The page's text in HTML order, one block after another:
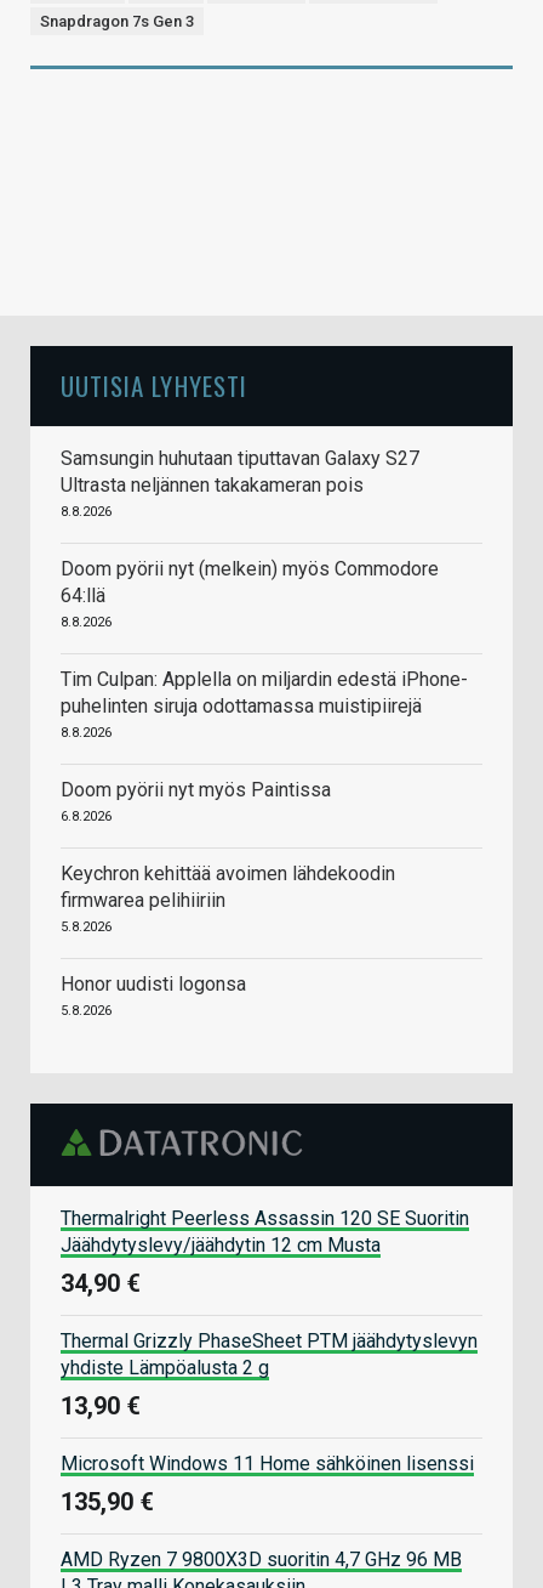
Snapdragon 7s Gen 3
UUTISIA LYHYESTI
Samsungin huhutaan tiputtavan Galaxy S27
Ultrasta neljännen takakameran pois
8.8.2026
Doom pyörii nyt (melkein) myös Commodore
64:llä
8.8.2026
Tim Culpan: Applella on miljardin edestä iPhone-
puhelinten siruja odottamassa muistipiirejä
8.8.2026
Doom pyörii nyt myös Paintissa
6.8.2026
Keychron kehittää avoimen lähdekoodin
firmwarea pelihiiriin
5.8.2026
Honor uudisti logonsa
5.8.2026
Thermalright Peerless Assassin 120 SE Suoritin
Jäähdytyslevy/jäähdytin 12 cm Musta
34,90 €
Thermal Grizzly PhaseSheet PTM jäähdytyslevyn
yhdiste Lämpöalusta 2 g
13,90 €
Microsoft Windows 11 Home sähköinen lisenssi
135,90 €
AMD Ryzen 7 9800X3D suoritin 4,7 GHz 96 MB